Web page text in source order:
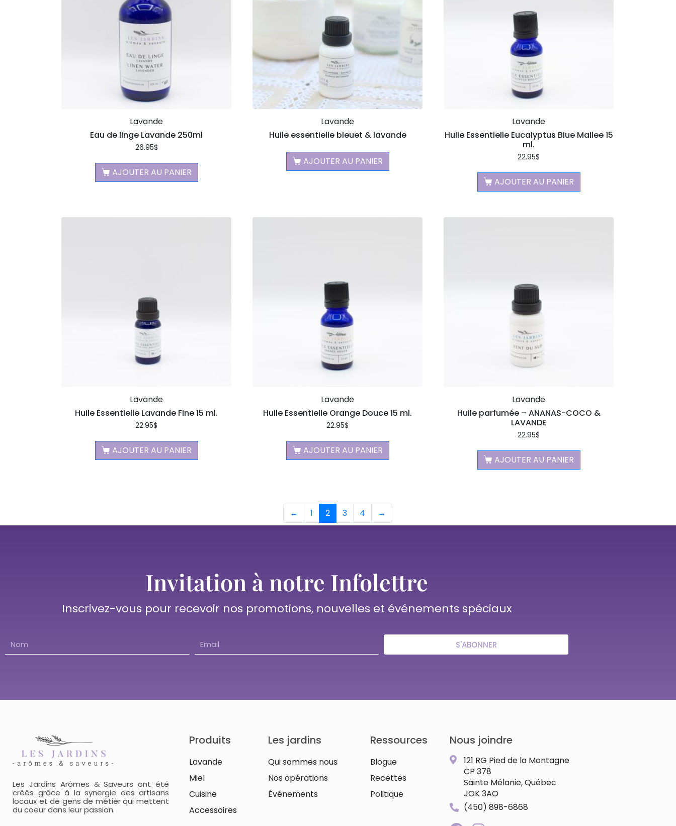
Lavande
Eau de linge Lavande 250ml
26.95$
AJOUTER AU PANIER
Lavande
Huile essentielle bleuet & lavande
AJOUTER AU PANIER
Lavande
Huile Essentielle Eucalyptus Blue Mallee 15
ml.
22.95$
AJOUTER AU PANIER
Lavande
Huile Essentielle Lavande Fine 15 ml.
22.95$
AJOUTER AU PANIER
Lavande
Huile Essentielle Orange Douce 15 ml.
22.95$
AJOUTER AU PANIER
Lavande
Huile parfumée – ANANAS-COCO &
LAVANDE
22.95$
AJOUTER AU PANIER
← 1 2 3 4 →
Invitation à notre Infolettre
Inscrivez-vous pour recevoir nos promotions, nouvelles et événements spéciaux
S'ABONNER
Les Jardins Arômes & Saveurs ont été
créés grâce à la synergie des artisans
locaux et de gens de métier qui mettent
du coeur dans leur passion.
Produits
Lavande
Miel
Cuisine
Accessoires
Les jardins
Qui sommes nous
Nos opérations
Événements
Ressources
Blogue
Recettes
Politique
Nous joindre
121 RG Pied de la Montagne
CP 378
Sainte Mélanie, Québec
JOK 3AO
(450) 898-6868